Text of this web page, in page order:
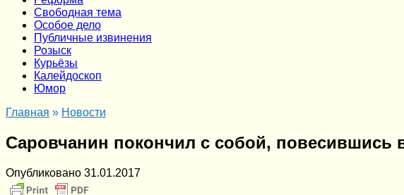
Cвободная тема
Особое дело
Публичные извинения
Розыск
Курьёзы
Калейдоскоп
Юмор
Главная » Новости
Саровчанин покончил с собой, повесившись
Опубликовано 31.01.2017